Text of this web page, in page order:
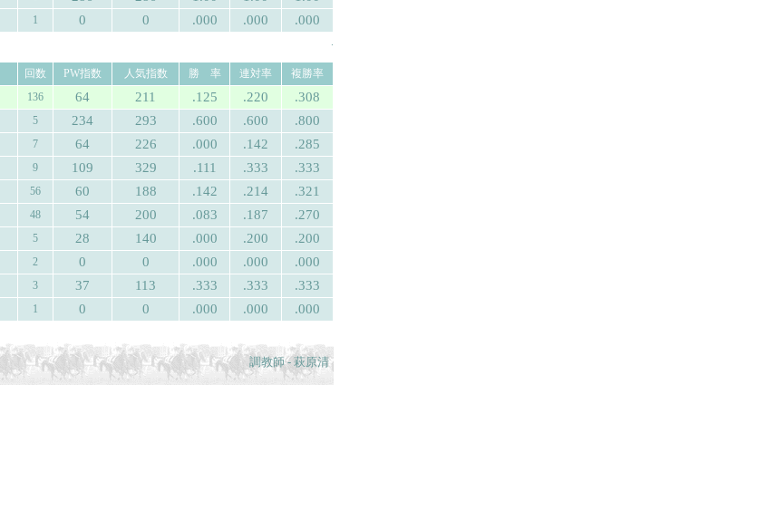
1 0 0 .000 .000 .000
.
回数 PW指数 人気指数 勝 率 連対率
複勝率
136 64 211 .125 .220 .308
5 234 293 .600 .600 .800
7 64 226 .000 .142 .285
9 109 329 .111 .333 .333
56 60 188 .142 .214 .321
48 54 200 .083 .187 .270
5 28 140 .000 .200 .200
2 0 0 .000 .000 .000
3 37 113 .333 .333 .333
1 0 0 .000 .000 .000
調教師 - 萩原清